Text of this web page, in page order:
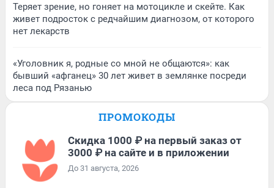
Теряет зрение, но гоняет на мотоцикле и скейте. Как
живет подросток с редчайшим диагнозом, от которого
нет лекарств
«Уголовник я, родные со мной не общаются»: как
бывший «афганец» 30 лет живет в землянке посреди
леса под Рязанью
ПРОМОКОДЫ
Скидка 1000 ₽ на первый заказ от
3000 ₽ на сайте и в приложении
До 31 августа, 2026